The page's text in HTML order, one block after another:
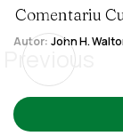
Comentariu
Autor: John H.
Previous